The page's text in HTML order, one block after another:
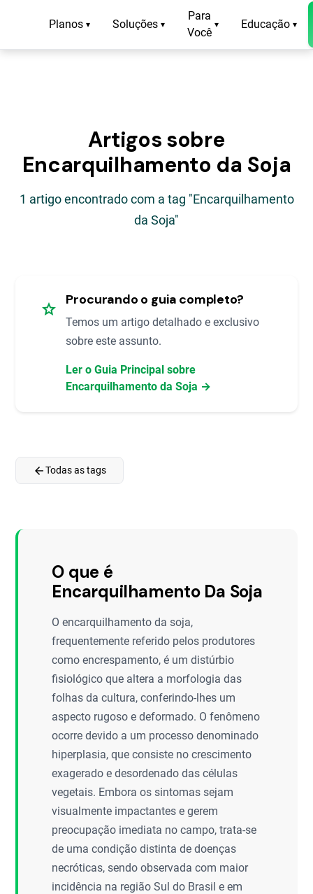
Planos ▾ Soluções ▾
Para
Você
▾ Educação ▾
Artigos sobre
Encarquilhamento da Soja
1 artigo encontrado com a tag "Encarquilhamento
da Soja"
star Procurando o guia completo?
Temos um artigo detalhado e exclusivo
sobre este assunto.
Ler o Guia Principal sobre
Encarquilhamento da Soja →
arrow_backTodas as tags
O que é
Encarquilhamento Da Soja
O encarquilhamento da soja,
frequentemente referido pelos produtores
como encrespamento, é um distúrbio
fisiológico que altera a morfologia das
folhas da cultura, conferindo-lhes um
aspecto rugoso e deformado. O fenômeno
ocorre devido a um processo denominado
hiperplasia, que consiste no crescimento
exagerado e desordenado das células
vegetais. Embora os sintomas sejam
visualmente impactantes e gerem
preocupação imediata no campo, trata-se
de uma condição distinta de doenças
necróticas, sendo observada com maior
incidência na região Sul do Brasil e em